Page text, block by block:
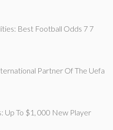
Best Football Odds 7 7
Partner Of The Uefa
Up To $1, 000 New Player